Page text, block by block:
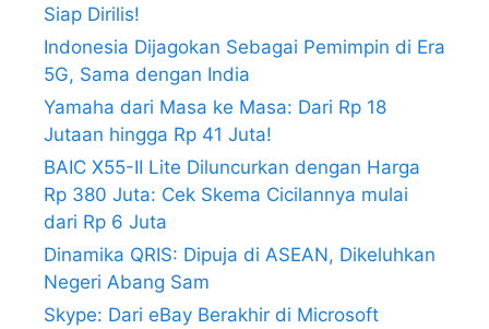
Siap Dirilis!
Indonesia Dijagokan Sebagai Pemimpin di Era
5G, Sama dengan India
Yamaha dari Masa ke Masa: Dari Rp 18
Jutaan hingga Rp 41 Juta!
BAIC X55-II Lite Diluncurkan dengan Harga
Rp 380 Juta: Cek Skema Cicilannya mulai
dari Rp 6 Juta
Dinamika QRIS: Dipuja di ASEAN, Dikeluhkan
Negeri Abang Sam
Skype: Dari eBay Berakhir di Microsoft